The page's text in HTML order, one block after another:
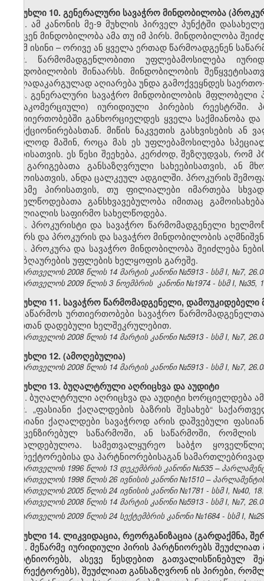
მუხლი 10. გენერალური სავაჭრო მინდობილობა
1. ამ კანონის მე-9 მუხლის პირველ პუნქტში
მისცენ მინდობილობა ამა თუ იმ პირს. მინდობილობა
რომ ისინი – ორივე ან ყველა ერთად წარმოადგენენ
2. წარმომადგენლობითი უფლებამოსილება
მინდობილობის შინაარსს. მინდობილობის
ძალადაკარგულად აღიარება უნდა გამოქვეყნდეს
3. გენერალური სავაჭრო მინდობილობის მფლობელი
(არაკომერციული) იურიდიული პირების
ურთიერთობებში განხორციელდეს ყველა საქმიანობა
ფუნქციონირებასთან. მიწის ნაკვეთის გასხვისების
მხოლოდ მაშინ, როცა მას ეს უფლებამოსილება
პირისათვის. ეს წესი შეეხება, კერძოდ, შეზღუდვას,
და გარიგებათა განსაზღვრული სახეებისათვის, ან
დროისათვის, ანდა ცალკეულ ადგილში. პროკურის
მესამე პირისათვის, თუ ფილიალები იმართება
სახელწოდებათა განსხვავებულობა იმითაც
ფილიალის საფირმო სახელწოდება.
4. პროკურისტი და სავაჭრო წარმომადგენელი
გვარს და პროკურის და სავაჭრო მინდობილობის
5. პროკურა და სავაჭრო მინდობილობა შეიძლება
ანაზღაურების უფლების ხელყოფის გარეშე.
საქართველოს 2008 წლის 14 მარტის კანონი №5913 - სსმ I, №7,
საქართველოს 2009 წლის 3 ნოემბრის კანონი №1974 - სსმ I, №35,
მუხლი 11. სავაჭრო წარმომადგენელი, დამოუკიდებელი
საწარმოს ურთიერთობები სავაჭრო
მათთან დადებული ხელშეკრულებით.
საქართველოს 2008 წლის 14 მარტის კანონი №5913 - სსმ I, №7,
მუხლი 12. (ამოღებულია)
საქართველოს 2008 წლის 14 მარტის კანონი №5913 - სსმ I, №7,
მუხლი 13. ბუღალტრული აღრიცხვა და აუდიტი
1. ბუღალტრული აღრიცხვა და აუდიტი ხორციელდება
2. „ფასიანი ქაღალდების ბაზრის შესახებ“
ფასიანი ქაღალდები სავაჭროდ არის დაშვებული
ლიცენზირებულ საწარმოში, ან საწარმოში,
სავალდებულოა. სამეთვალყურეო საბჭო
დირექტორებისა და პარტნიორებისაგან
საქართველოს 1996 წლის 13 დეკემბრის კანონი №535 –
საქართველოს 1998 წლის 26 ივნისის კანონი №1510 –
საქართველოს 2005 წლის 24 ივნისის კანონი №1781 - სსმ I, №40,
საქართველოს 2008 წლის 14 მარტის კანონი №5913 - სსმ I, №7,
საქართველოს 2009 წლის 24 სექტემბრის კანონი №1684 - სსმ I,
მუხლი 14. ლიკვიდაცია, რეორგანიზაცია (გარდაქმნა,
1. მეწარმე იურიდიული პირის პარტნიორებს
პარტნიორებს, ასევე წესდებით გათვალისწინებულ
(დირექტორებს), შეუძლიათ განსაზღვრონ ის პირები,